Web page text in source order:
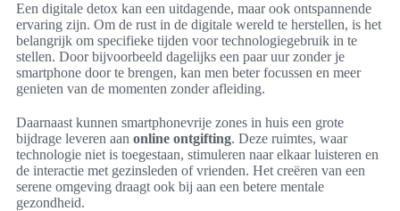
Een digitale detox kan een uitdagende, maar ook ontspannende
ervaring zijn. Om de rust in de digitale wereld te herstellen, is het
belangrijk om specifieke tijden voor technologiegebruik in te
stellen. Door bijvoorbeeld dagelijks een paar uur zonder je
smartphone door te brengen, kan men beter focussen en meer
genieten van de momenten zonder afleiding.
Daarnaast kunnen smartphonevrije zones in huis een grote
bijdrage leveren aan online ontgifting. Deze ruimtes, waar
technologie niet is toegestaan, stimuleren naar elkaar luisteren en
de interactie met gezinsleden of vrienden. Het creëren van een
serene omgeving draagt ook bij aan een betere mentale
gezondheid.